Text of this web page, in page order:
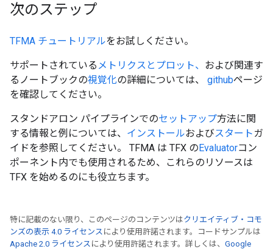
次のステップ
TFMA チュートリアルをお試しください。
サポートされている メトリクスとプロット、 および関連す
るノートブックの視覚化の詳細については、 githubページ
を確認してください。
スタンドアロン パイプラインでのセットアップ方法に関
する情報と例については、 インストールおよびスタート ガ
イドを参照してください。 TFMA は TFX のEvaluatorコン
ポーネント内でも使用されるため、これらのリソースは
TFX を始めるのにも役立ちます。
特に記載のない限り、このページのコンテンツはクリエイティブ・コモ
ンズの表示 4.0 ライセンス により使用許諾されます。コードサンプルは
Apache 2.0 ライセンス により使用許諾されます。詳しくは、 Google